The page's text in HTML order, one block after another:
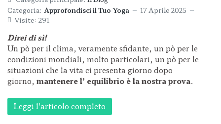
Categoria: Approfondisci il Tuo Yoga
17 Aprile 2025
Visite: 291
Direi di sì!
Un pò per il clima, veramente sfidante, un pò per le
condizioni mondiali, molto particolari, un pò per le
situazioni che la vita ci presenta giorno dopo
giorno, mantenere l’ equilibrio è la nostra prova.
Leggi l'articolo completo